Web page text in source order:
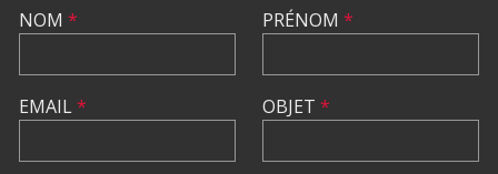
NOM *
EMAIL*
PRÉNOM *
OBJET *